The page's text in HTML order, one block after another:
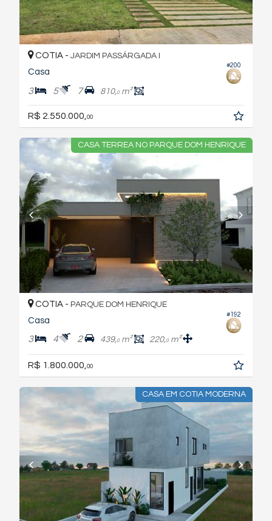
#200
COTIA - JARDIM PASSÁRGADA I
Casa
3 5 7 810,0m²
R$ 2.550.000, 00
CASA TERREA NO PARQUE DOM HENRIQUE
#192
COTIA - PARQUE DOM HENRIQUE
Casa
3 4 2 439,0m² 220,0m²
R$ 1.800.000,00
CASA EM COTIA MODERNA